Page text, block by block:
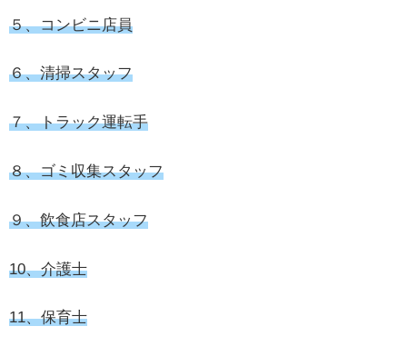
５、コンビニ店員
６、清掃スタッフ
７、トラック運転手
８、ゴミ収集スタッフ
９、飲食店スタッフ
10、介護士
11、保育士